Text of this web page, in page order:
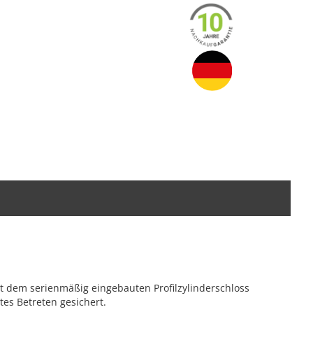
serienmäßig eingebauten Profilzylinderschloss
Betreten gesichert.